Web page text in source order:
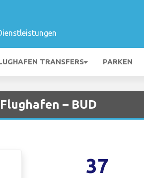
TRANSFERS PARKEN
– BUD
37